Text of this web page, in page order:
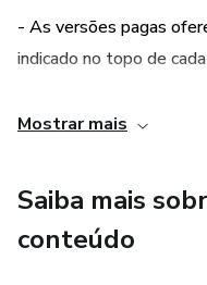
- As versões pagas
indicado no topo de
- Todas as ferramentas
- Indicação do idioma
português);
Mostrar mais
Saiba mais
conteúdo